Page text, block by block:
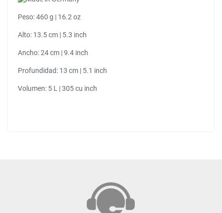
Peso: 460 g | 16.2 oz
Alto: 13.5 cm | 5.3 inch
Ancho: 24 cm | 9.4 inch
Profundidad: 13 cm | 5.1 inch
Volumen: 5 L | 305 cu inch